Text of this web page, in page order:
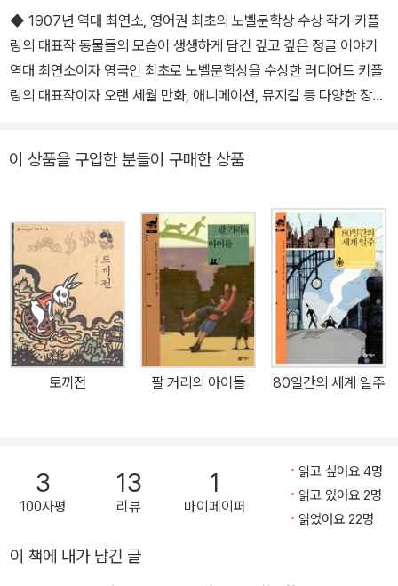
키플링), 『위대한 개츠비』(F. 스콧 피츠제럴드), 『막스 티볼리의 고
백』(앤드루 숀 그리어), 『하벤 길마』(하벤 길마), 『자기계발 수업』(안
나 카타리나 샤프너), 『앨리스 B. 토클러스의 자서전』(거트루드 스타
인) 등 다수가 있다.
◆ 1907년 역대 최연소, 영어권 최초의 노벨문학상 수상 작가 키플
링의 대표작 동물들의 모습이 생생하게 담긴 깊고 깊은 정글 이야기
역대 최연소이자 영국인 최초로 노벨문학상을 수상한 러디어드 키플
링의 대표작이자 오랜 세월 만화, 애니메이션, 뮤지컬 등 다양한 장르
94년의 판본과 1908년 판에 실렸던 존 록우드 키플링, 데트몰드 형
번역해온 윤희기 교수가 원작의 느낌을 충실히 옮겨 담았다. 관찰력,
독창적인 상상력, 발상의 힘 그리고 서술에 대한 놀라운 재능이 이 세
계적으로 유명한 작가의 작품을 특징짓는다. -1907년 노벨문학상 선
정 이유 소설뿐만 아니라 다수의 시와 산문을 남긴 러디어드 키플링
은 19세기 말부터 20세기 초까지 영국에서 가장 많은 사랑을 받은 작
가 중 하나다. 그는 인도 뭄바이에서 태어나 이후 인도와 영국을 오가
며 여러 언어와 종교, 문화를 경험하였고 그 속에서 체득한 것들을 작
품 속에 고스란히 녹여냈다. 놀라운 상상력과 관찰력으로 정글 속 동
의 장르로서 확립되는 데 기여하고 의인화 기법을 본격적으로 소설에
도입하며 동물문학의 진수를 보여 주었다는 점에서 높이 평가받는다.
『정글북』은 출간된 이후 지금까지, 키플링을 둘러싼 정치적 논란에도
의 소재가 되고, 디즈니의 애니메이션을 비롯해 영화는 물론 방송물
이 상품을 구입한 분들이 구매한 상품
토끼전 팔 거리의 아이들 80일간의 세계 일주
3
100자평
13
리뷰
1
마이페이퍼
읽고 싶어요 4명
읽고 있어요 2명
읽었어요 22명
이 책에 내가 남긴 글